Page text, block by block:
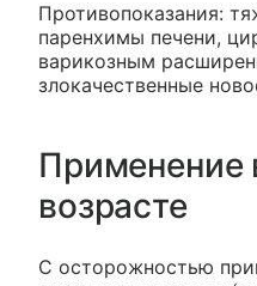
Противопоказания:
паренхимы печени,
варикозным
злокачественные
Применение
возрасте
С осторожностью